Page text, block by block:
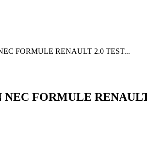
FORMULE RENAULT 2.0 TEST...
FORMULE